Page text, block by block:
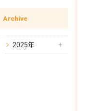
Archive
2025年